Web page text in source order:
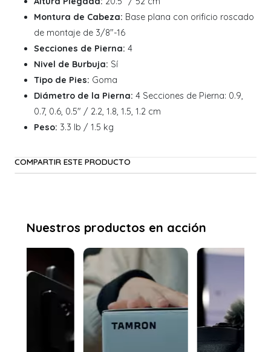
Montura de Cabeza: Base plana con orificio roscado
de montaje de 3/8"-16
Secciones de Pierna: 4
Nivel de Burbuja: Sí
Tipo de Pies: Goma
Diámetro de la Pierna: 4 Secciones de Pierna: 0.9,
0.7, 0.6, 0.5" / 2.2, 1.8, 1.5, 1.2 cm
Peso: 3.3 lb / 1.5 kg
COMPARTIR ESTE PRODUCTO